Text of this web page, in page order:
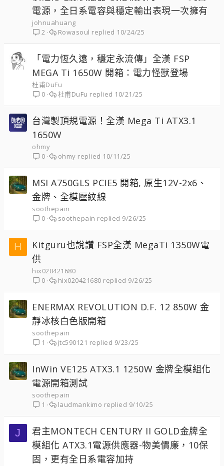
電源，全日系電容與穩定輸出表現一次擁有
johnuahuang
2
10/24/25
Rowasoul
「電力恆久遠，穩定永流傳」全漢 FSP
MEGA Ti 1650W 開箱：電力怪獸登場
杜甫DuFu
0
10/21/25
杜甫DuFu
台灣製頂規電源！全漢 Mega Ti ATX3.1
1650W
ohmy
0
10/11/25
ohmy
MSI A750GLS PCIE5 開箱, 原生12V-2x6、
金牌、全模壓紋線
soothepain
0
9/26/25
soothepain
H
Kitguru也說讚 FSP全漢 MegaTi 1350W電
供
hix020421680
0
9/26/25
hix020421680
ENERMAX REVOLUTION D.F. 12 850W 金
靜冰核白色版開箱
soothepain
1
9/23/25
jtc590121
InWin VE125 ATX3.1 1250W 金牌全模組化
電源開箱測試
soothepain
1
9/10/25
laudmankimo
J
君主MONTECH CENTURY II GOLD金牌全
模組化 ATX3.1電源供應器-物美價廉，10保
固，更有全日系電容加持